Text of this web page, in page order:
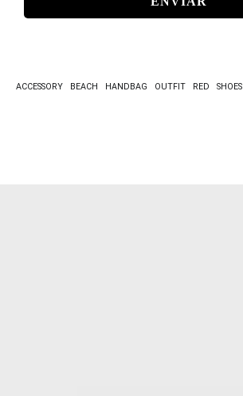
ACCESSORY BEACH HANDBAG OUTFIT RED SHOES